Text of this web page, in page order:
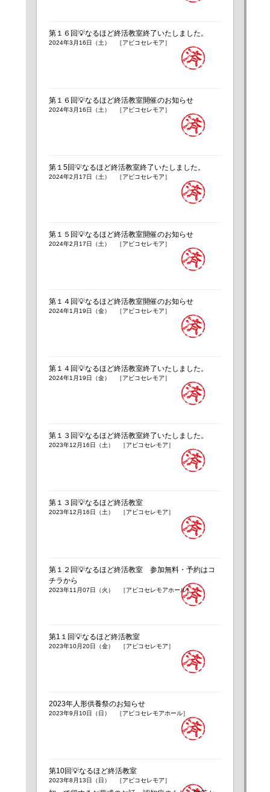
第１６回💡なるほど終活教室終了いたしました。
2024年3月16日（土） ［アビコセレモア］
第１６回💡なるほど終活教室開催のお知らせ
2024年3月16日（土） ［アビコセレモア］
第１5回💡なるほど終活教室終了いたしました。
2024年2月17日（土） ［アビコセレモア］
第１５回💡なるほど終活教室開催のお知らせ
2024年2月17日（土） ［アビコセレモア］
第１４回💡なるほど終活教室開催のお知らせ
2024年1月19日（金） ［アビコセレモア］
第１４回💡なるほど終活教室終了いたしました。
2024年1月19日（金） ［アビコセレモア］
第１３回💡なるほど終活教室終了いたしました。
2023年12月16日（土） ［アビコセレモア］
第１３回💡なるほど終活教室
2023年12月16日（土） ［アビコセレモア］
第１２回💡なるほど終活教室 参加無料・予約はコ
チラから
2023年11月07日（火） ［アビコセレモアホール］
第1１回💡なるほど終活教室
2023年10月20日（金） ［アビコセレモア］
2023年人形供養祭のお知らせ
2023年9月10日（日） ［アビコセレモアホール］
第10回💡なるほど終活教室
2023年8月13日（日） ［アビコセレモア］